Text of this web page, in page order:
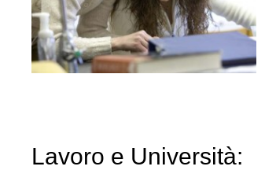
Lavoro e Università: